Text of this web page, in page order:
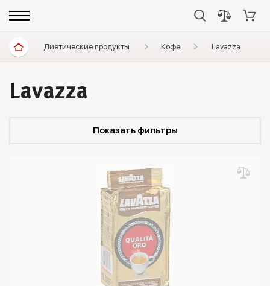
Диетические продукты Кофе Lavazza
Lavazza
Показать фильтры